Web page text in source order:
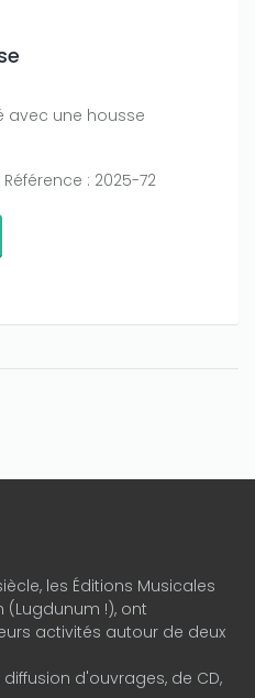
avec une housse
Référence : 2025-72
les Éditions Musicales
(Lugdunum !), ont
activités autour de deux
d'ouvrages, de CD,